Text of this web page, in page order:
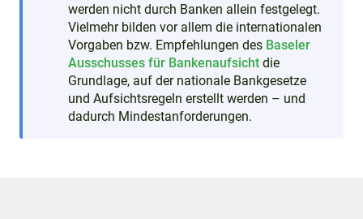
werden nicht durch Banken allein festgelegt.
Vielmehr bilden vor allem die internationalen
Vorgaben bzw. Empfehlungen des Baseler
Ausschusses für Bankenaufsicht die
Grundlage, auf der nationale Bankgesetze
und Aufsichtsregeln erstellt werden – und
dadurch Mindestanforderungen.